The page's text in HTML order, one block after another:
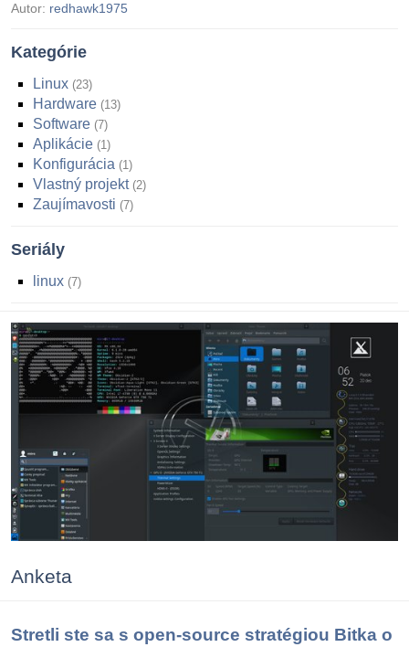
Autor: redhawk1975
Kategórie
Linux 23
Hardware 13
Software 7
Aplikácie 1
Konfigurácia 1
Vlastný projekt 2
Zaujímavosti 7
Seriály
linux 7
Anketa
Stretli ste sa s open-source stratégiou Bitka o